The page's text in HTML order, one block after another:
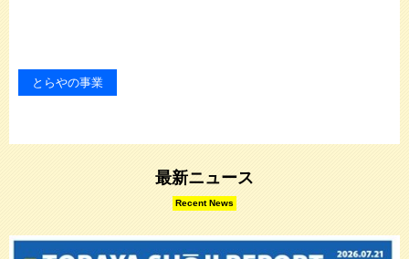
とらやの事業
最新ニュース
Recent News